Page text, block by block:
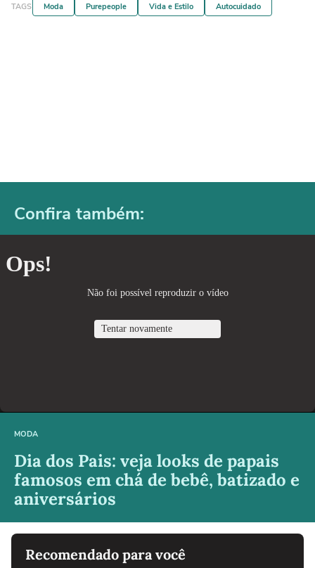
TAGS Moda Purepeople Vida e Estilo Autocuidado
Confira também:
MODA
Dia dos Pais: veja looks de papais
famosos em chá de bebê, batizado e
aniversários
Recomendado para você